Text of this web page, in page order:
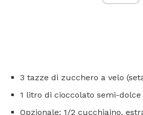
3 tazze di zucchero a velo
1 litro di cioccolato semi-dolce
Opzionale: 1/2 cucchiaino.